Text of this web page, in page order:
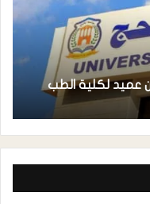
عميد لكلية الطب